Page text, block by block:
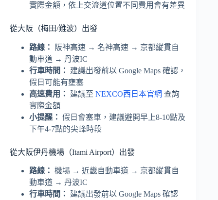
實際金額，依上交流道位置不同費用會有差異
從大阪（梅田/難波）出發
路線：
阪神高速 → 名神高速 → 京都縦貫自
動車道 → 丹波IC
行車時間：
建議出發前以 Google Maps 確認，
假日可能有壅塞
高速費用：
建議至 NEXCO西日本官網 查詢
實際金額
小提醒： 假日會塞車，建議避開早上8-10點及
下午4-7點的尖峰時段
從大阪伊丹機場（Itami Airport）出發
路線： 機場 → 近畿自動車道 → 京都縦貫自
動車道 → 丹波IC
行車時間：
建議出發前以 Google Maps 確認